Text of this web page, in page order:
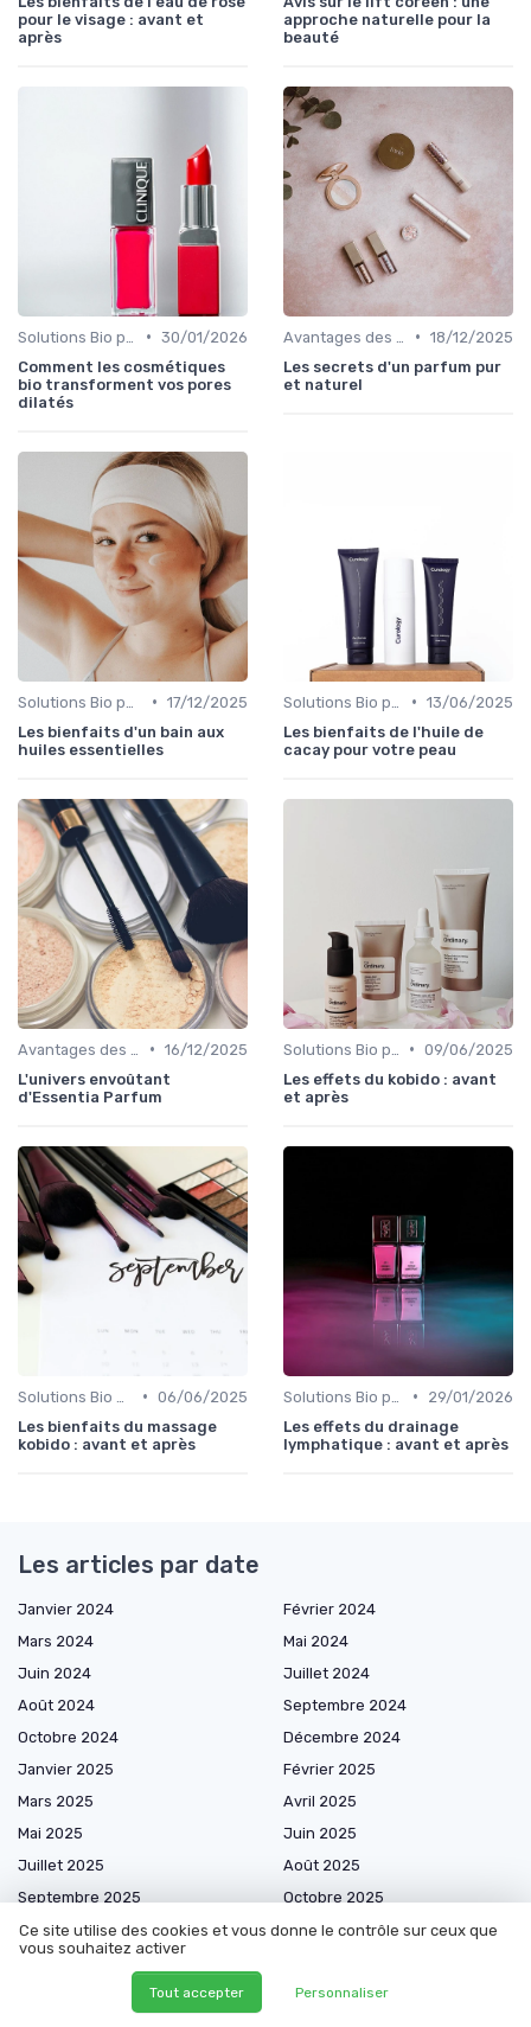
pour le visage : avant et
après
approche naturelle pour la
beauté
• 30/01/2026
Comment les cosmétiques
bio transforment vos pores
dilatés
• 18/12/2025
Les secrets d'un parfum pur
et naturel
• 17/12/2025
Les bienfaits d'un bain aux
huiles essentielles
• 13/06/2025
Les bienfaits de l'huile de
cacay pour votre peau
• 16/12/2025
L'univers envoûtant
d'Essentia Parfum
• 09/06/2025
Les effets du kobido : avant
et après
• 06/06/2025
Les bienfaits du massage
kobido : avant et après
•
29/01/2026
Les effets du drainage
lymphatique : avant et après
Les articles par date
Janvier 2024
Février 2024
Mars 2024
Mai 2024
Juin 2024
Juillet 2024
Août 2024
Septembre 2024
Octobre 2024
Décembre 2024
Janvier 2025
Février 2025
Mars 2025
Avril 2025
Mai 2025
Juin 2025
Juillet 2025
Août 2025
Septembre 2025
Octobre 2025
Novembre 2025
Décembre 2025
Avril 2026
Ce site utilise des cookies et vous donne le contrôle sur ceux que
vous souhaitez activer
Tout accepter Personnaliser